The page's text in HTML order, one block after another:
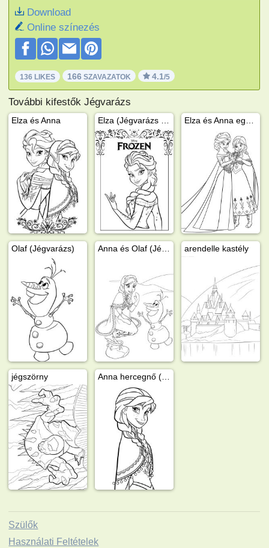
Download
Online színezés
136 LIKES 166 SZAVAZATOK 4.1/5
További kifestők Jégvarázs
Elza és Anna
Olaf (Jégvarázs) arendelle kastély
jégszörny
Szülők
Használati Feltételek